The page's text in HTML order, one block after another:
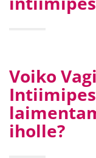
Voiko
iholle?